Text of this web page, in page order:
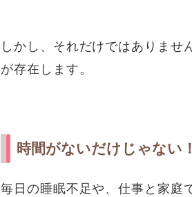
しかし、それだけではありませ
が存在します。
時間がないだけじゃない
毎日の睡眠不足や、仕事と家庭